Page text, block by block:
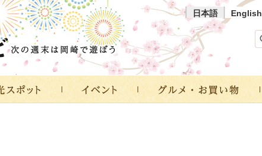
日本語 English